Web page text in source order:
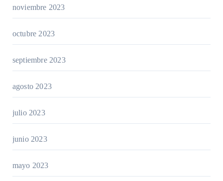
noviembre 2023
octubre 2023
septiembre 2023
agosto 2023
julio 2023
junio 2023
mayo 2023